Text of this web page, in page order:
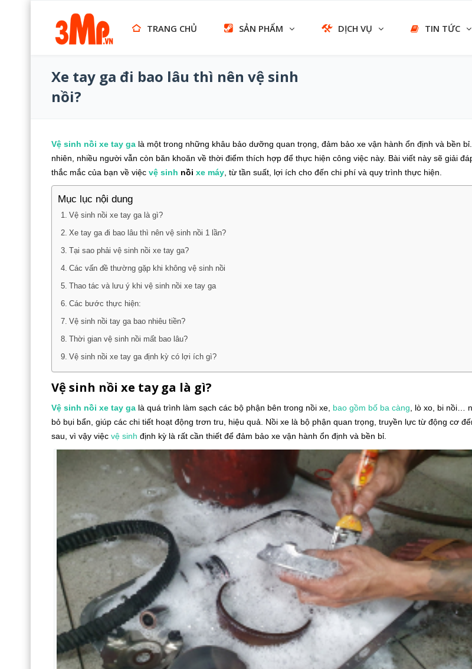
TRANG CHỦ SẢN PHẨM DỊCH VỤ TIN TỨC
Xe tay ga đi bao lâu thì nên vệ sinh
nồi?
Vệ sinh nồi xe tay ga là một trong những khâu bảo dưỡng quan trọng, đảm bảo xe vận hành ổn định và bền
nhiên, nhiều người vẫn còn băn khoăn về thời điểm thích hợp để thực hiện công việc này. Bài viết này sẽ giải
thắc mắc của bạn về việc vệ sinh nồi xe máy , từ tần suất, lợi ích cho đến chi phí và quy trình thực hiện.
Mục lục nội dung
Vệ sinh nồi xe tay ga là gì?
Xe tay ga đi bao lâu thì nên vệ sinh nồi 1 lần?
Tại sao phải vệ sinh nồi xe tay ga?
Các vấn đề thường gặp khi không vệ sinh nồi
Thao tác và lưu ý khi vệ sinh nồi xe tay ga
Các bước thực hiện:
Vệ sinh nồi tay ga bao nhiêu tiền?
Thời gian vệ sinh nồi mất bao lâu?
Vệ sinh nồi xe tay ga định kỳ có lợi ích gì?
Vệ sinh nồi xe tay ga là gì?
Vệ sinh nồi xe tay ga là quá trình làm sạch các bộ phận bên trong nồi xe, bao gồm bố ba càng , lò xo, bi nồi…
bỏ bụi bẩn, giúp các chi tiết hoạt động trơn tru, hiệu quả. Nồi xe là bộ phận quan trọng, truyền lực từ động cơ
sau, vì vậy việc vệ sinh định kỳ là rất cần thiết để đảm bảo xe vận hành ổn định và bền bỉ.